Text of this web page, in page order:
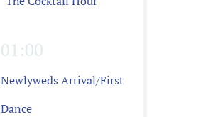
01:00
Newlyweds Arrival/First
Dance